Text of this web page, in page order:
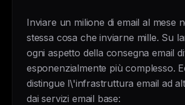
Inviare un milione di email al mese
stessa cosa che inviarne mille. Su
ogni aspetto della consegna email
esponenzialmente più complesso.
distingue l\'infrastruttura email ad
dai servizi email base: